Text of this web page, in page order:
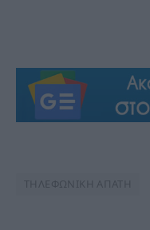
ΤΗΛΕΦΩΝΙΚΗ ΑΠΑΤΗ